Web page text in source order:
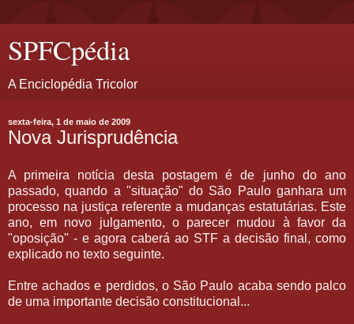
SPFCpédia
A Enciclopédia Tricolor
sexta-feira, 1 de maio de 2009
Nova Jurisprudência
A primeira notícia desta postagem é de junho do ano
passado, quando a "situação" do São Paulo ganhara um
processo na justiça referente a mudanças estatutárias. Este
ano, em novo julgamento, o parecer mudou à favor da
"oposição" - e agora caberá ao STF a decisão final, como
explicado no texto seguinte.
Entre achados e perdidos, o São Paulo acaba sendo palco
de uma importante decisão constitucional...